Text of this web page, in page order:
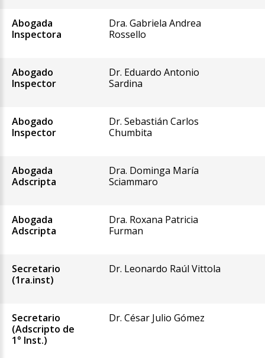
Abogada
Inspectora
Dra. Gabriela Andrea
Rossello
Abogado
Inspector
Dr. Eduardo Antonio
Sardina
Abogado
Inspector
Dr. Sebastián Carlos
Chumbita
Abogada
Adscripta
Dra. Dominga María
Sciammaro
Abogada
Adscripta
Dra. Roxana Patricia
Furman
Secretario
(1ra.inst)
Dr. Leonardo Raúl Vittola
Secretario
(Adscripto de
1° Inst.)
Dr. César Julio Gómez